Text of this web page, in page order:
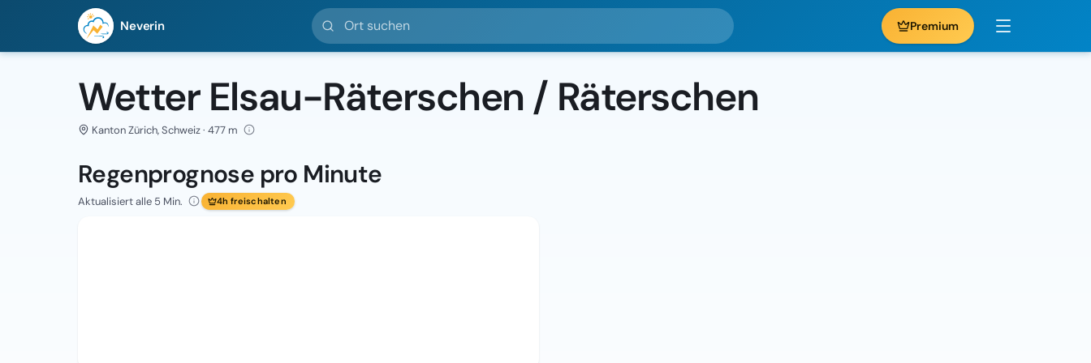
Neverin
Ort suchen
Premium
Wetter Elsau-Räterschen / Räterschen
Kanton Zürich, Schweiz · 477 m
Regenprognose pro Minute
Aktualisiert alle 5 Min. 4h freischalten